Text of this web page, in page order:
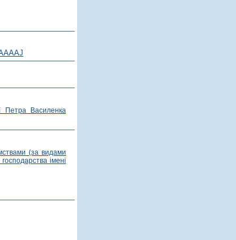
Петра Василенка
(за видами
імені